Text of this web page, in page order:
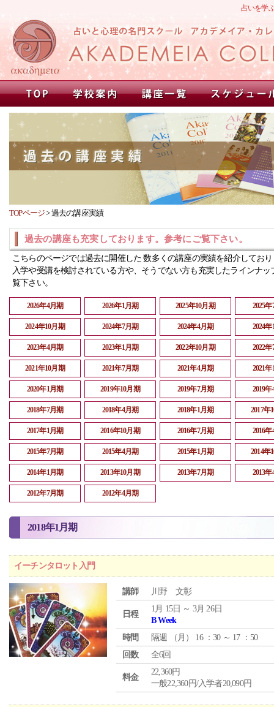
占いを学
TOPページ>過去の講座実績
過去の講座も充実しております。参考にご覧下さい。
こちらのページでは過去に開催した 数多くの講座の実績を紹介してお
入学や受講を検討されている方や、そうでない方も充実したラインナッ
覧下さい。
2026年4月期 2026年1月期 2025年10月期 2025
2024年10月期 2024年7月期 2024年4月期 2024
2023年4月期 2023年1月期 2022年10月期 2022
2021年10月期 2021年7月期 2021年4月期 2021
2020年1月期 2019年10月期 2019年7月期 2019
2018年7月期 2018年4月期 2018年1月期 2017年
2017年1月期 2016年10月期 2016年7月期 2016
2015年7月期 2015年4月期 2015年1月期 2014年
2014年1月期 2013年10月期 2013年7月期 2013
2012年7月期 2012年4月期
2018年1月期
イーチンタロット入門
講師 川野 文彰
日程
1月 15日 ～ 3月 26日
B Week
時間
隔週 （ 月 ） 16 ：30 ～ 17 ：50
回数
全6回
料金
22,360円
一般22,360円/入学者20,090円